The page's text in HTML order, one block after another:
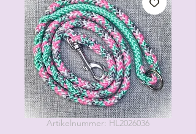
Artikelnummer: HL2026036